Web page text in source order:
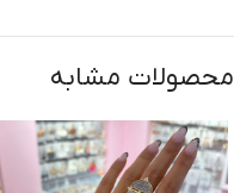
محصولات مشابه